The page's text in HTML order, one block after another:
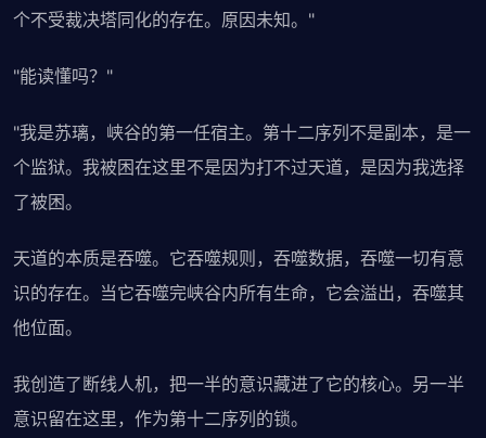
个不受裁决塔同化的存在。原因未知。"
"能读懂吗？"
"我是苏璃，峡谷的第一任宿主。第十二序列不是副本，是一
个监狱。我被困在这里不是因为打不过天道，是因为我选择
了被困。
天道的本质是吞噬。它吞噬规则，吞噬数据，吞噬一切有意
识的存在。当它吞噬完峡谷内所有生命，它会溢出，吞噬其
他位面。
我创造了断线人机，把一半的意识藏进了它的核心。另一半
意识留在这里，作为第十二序列的锁。